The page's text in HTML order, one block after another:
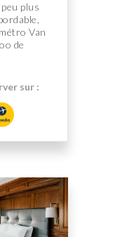
plus
Van
de
sur :